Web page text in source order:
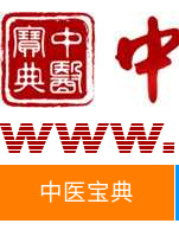
中医宝典